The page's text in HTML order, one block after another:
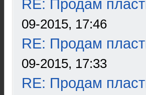
RE: Продам
09-2015, 17:46
RE: Продам
09-2015, 17:33
RE: Продам